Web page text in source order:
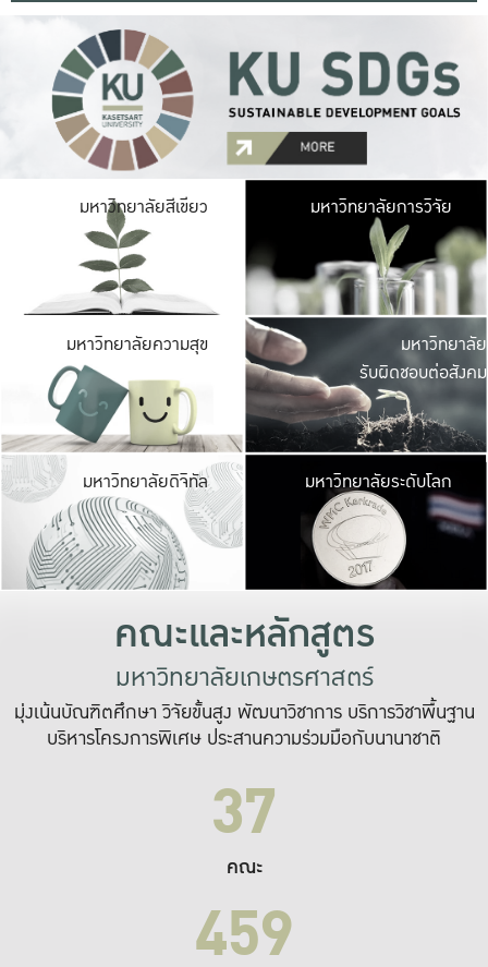
มหาวิทยาลัยสีเขียว มหาวิ
มีพื้นที่เขียวสดใส
เป็นป่าในเมือง เกษต
มหาวิทยาลัยการวิจัย
มหาวิทยาลัยความสุข มหาวิ
ค
เปิดประ
และพบเรื่องราวใ
มหาวิทยาลัย
รับผิดชอบต่อสังคม
มหาวิทยาลัยดิจิทัล มหาวิ
เปลี่ยนแปลง แล
เพื่อทำง
ระบบสารสนเทศ
มหาวิทยาลัยระดับโลก
คณะและหลักสูตร
มหาวิทยาลัยเกษตรศาสตร์
มุ่งเน้นบัณฑิตศึกษา วิจัยขั้นสูง พัฒนาวิชาการ บริการวิชาพื้นฐาน
บริหารโครงการพิเศษ ประสานความร่วมมือกับนานาชาติ
37
คณะ
459